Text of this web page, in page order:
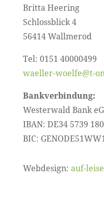
Britta Heering
Schlossblick 4
56414 Wallmerod
Tel: 0151 40000499
waeller-woelfe@t-
Bankverbindung:
Westerwald Bank eG
IBAN: DE34 5739
BIC:
Webdesign: auf-